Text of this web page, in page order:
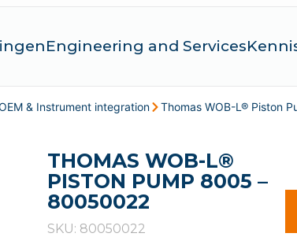
Engineering and Services
& Instrument integration Thomas WOB-L® Piston
THOMAS WOB-L®
PISTON PUMP 8005 –
80050022
SKU: 80050022